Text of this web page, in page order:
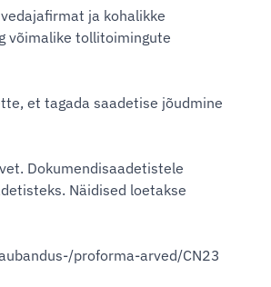
ja kohalikke
võimalike tollitoimingute
et tagada saadetise jõudmine
Dokumendisaadetistele
Näidised loetakse
proforma-arved/CN23